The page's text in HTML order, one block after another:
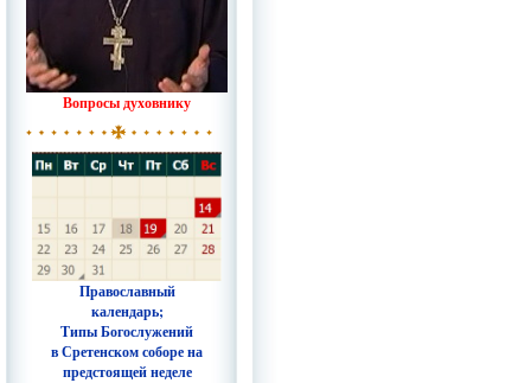
Вопросы духовнику
Православный
календарь;
Типы Богослужений
в Сретенском соборе на
предстоящей неделе